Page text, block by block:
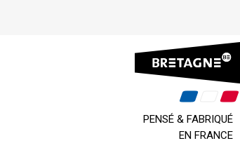
PENSÉ & FABRIQUÉ
EN FRANCE